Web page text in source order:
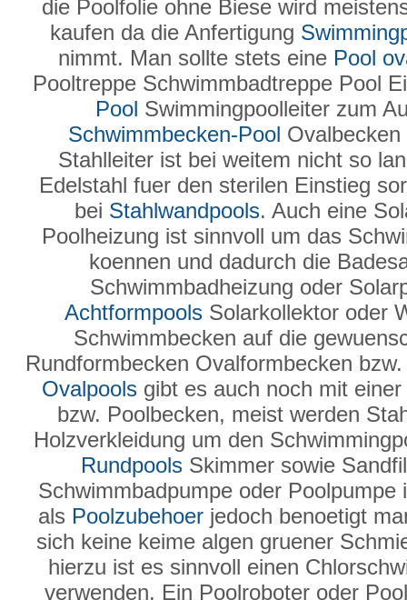
die Poolfolie ohne Biese wird
kaufen da die Anfertigung
nimmt. Man sollte stets eine Pool
Pooltreppe Schwimmbadtreppe Pool
Pool Swimmingpoolleiter zum
Schwimmbecken-Pool
Stahlleiter ist bei weitem nicht so
Edelstahl fuer den sterilen Einstieg
bei Stahlwandpools. Auch eine
Poolheizung ist sinnvoll um das
koennen und dadurch die
Schwimmbadheizung oder
AchtformpoolsSolarkollektor oder
Schwimmbecken auf die
Rundformbecken Ovalformbecken
Ovalpoolsgibt es auch noch mit einer
bzw. Poolbecken, meist werden
Holzverkleidung um den
RundpoolsSkimmer sowie
Schwimmbadpumpe oder
als Poolzubehoer jedoch benoetigt
sich keine keime algen gruener
hierzu ist es sinnvoll einen
verwenden. Ein Poolroboter oder